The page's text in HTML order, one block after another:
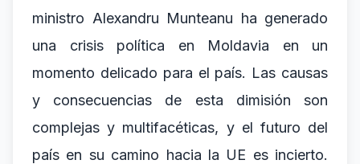
ministro Alexandru Munteanu ha generado
una crisis política en Moldavia en un
momento delicado para el país. Las causas
y consecuencias de esta dimisión son
complejas y multifacéticas, y el futuro del
país en su camino hacia la UE es incierto.